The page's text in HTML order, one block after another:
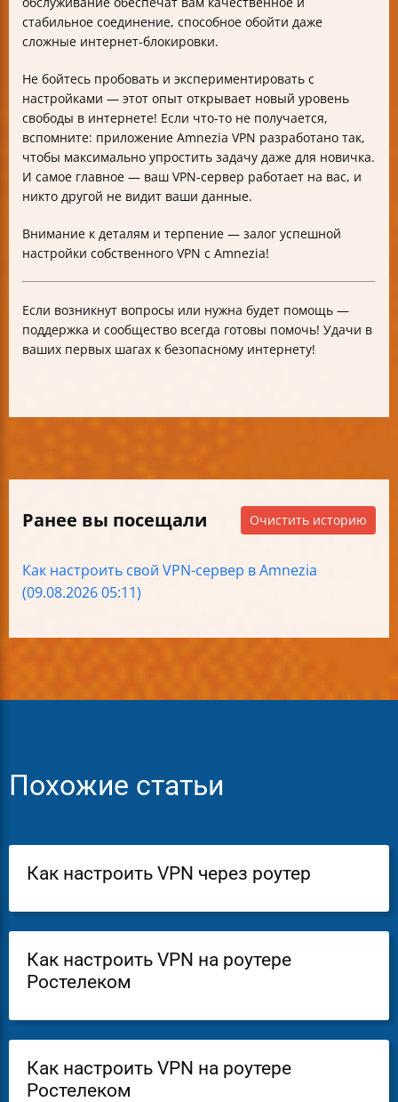
стабильное соединение, способное обойти даже
сложные интернет-блокировки.
Не бойтесь пробовать и экспериментировать с
настройками — этот опыт открывает новый уровень
свободы в интернете! Если что-то не получается,
вспомните: приложение Amnezia VPN разработано так,
чтобы максимально упростить задачу даже для новичка.
И самое главное — ваш VPN-сервер работает на вас, и
никто другой не видит ваши данные.
Внимание к деталям и терпение — залог успешной
настройки собственного VPN с Amnezia!
Если возникнут вопросы или нужна будет помощь —
поддержка и сообщество всегда готовы помочь! Удачи в
ваших первых шагах к безопасному интернету!
Ранее вы посещали Очистить историю
Как настроить свой VPN-сервер в Amnezia
(09.08.2026 05:11)
Похожие статьи
Как настроить VPN через роутер
Как настроить VPN на роутере
Ростелеком
Как настроить VPN на роутере
Ростелеком